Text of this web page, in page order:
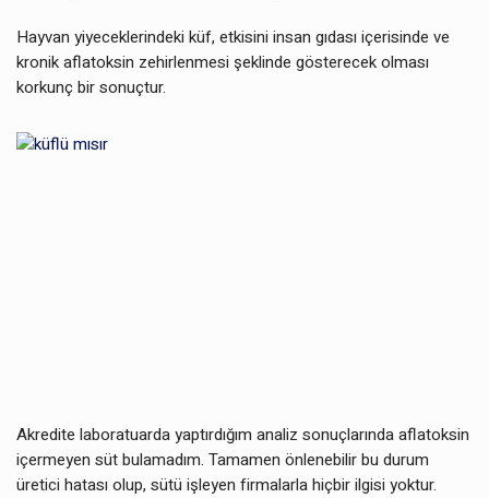
Hayvan yiyeceklerindeki küf, etkisini insan gıdası içerisinde ve
kronik aflatoksin zehirlenmesi şeklinde gösterecek olması
korkunç bir sonuçtur.
Akredite laboratuarda yaptırdığım analiz sonuçlarında aflatoksin
içermeyen süt bulamadım. Tamamen önlenebilir bu durum
üretici hatası olup, sütü işleyen firmalarla hiçbir ilgisi yoktur.